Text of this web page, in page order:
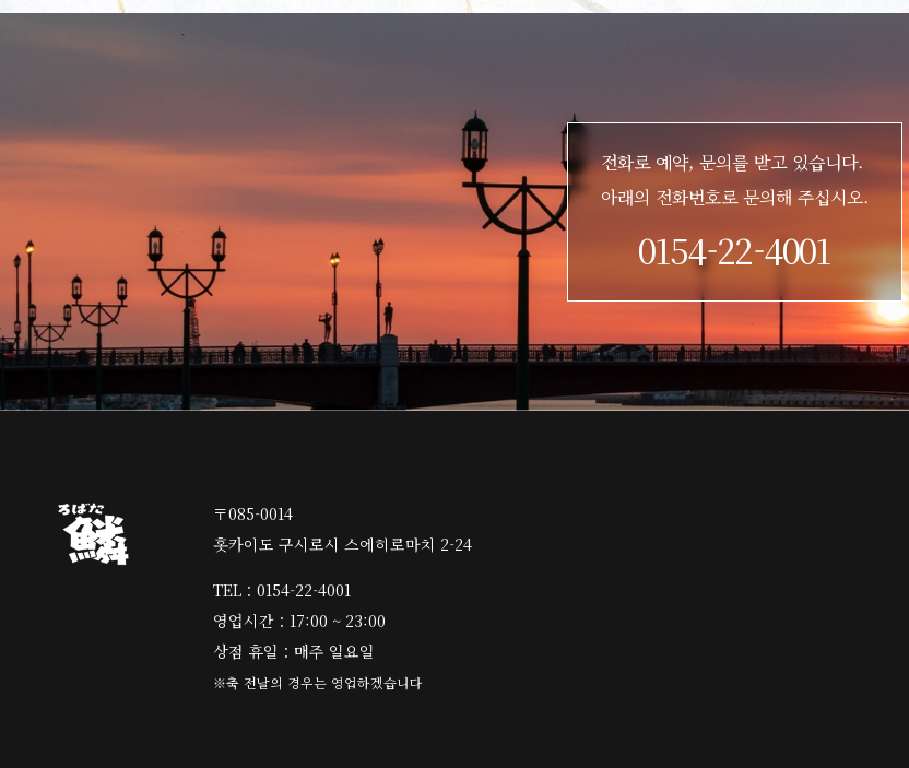
전화로 예약, 문의를 받고 있습니다.
아래의 전화번호로 문의해 주십시오.
0154-22-4001
〒085-0014
홋카이도 구시로시 스에히로마치 2-24
TEL：0154-22-4001
영업시간：17:00 ~ 23:00
상점 휴일：매주 일요일
※축 전날의 경우는 영업하겠습니다